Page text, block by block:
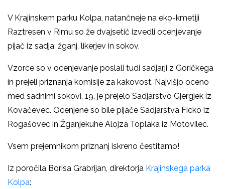
V Krajinskem parku Kolpa, natančneje na eko-kmetiji
Raztresen v Rimu so že dvajsetič izvedli ocenjevanje
pijač iz sadja: žganj, likerjev in sokov.
Vzorce so v ocenjevanje poslali tudi sadjarji z Goričkega
in prejeli priznanja komisije za kakovost. Najvišjo oceno
med sadnimi sokovi, 19, je prejelo Sadjarstvo Gjergjek iz
Kovačevec. Ocenjene so bile pijače Sadjarstva Ficko iz
Rogašovec in Žganjekuhe Alojza Toplaka iz Motovilec.
Vsem prejemnikom priznanj iskreno čestitamo!
Iz poročila Borisa Grabrijan, direktorja Krajinskega parka
Kolpa: